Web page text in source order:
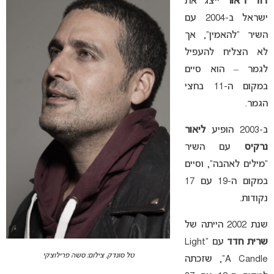
טל סונדק. צילום: סשה פרילוצקי
ישראל ב-2004 עם
השיר “להאמין”, אך
לא הצליח להעפיל
לגמר – הוא סיים
במקום ה-11 בחצי
הגמר.
ב-2003 הופיע
ליאור
נרקיס עם השיר
“מילים לאהבה”, וסיים
במקום ה-19 עם 17
נקודות.
שנת 2002 הייתה של
שרית חדד
עם “Light
A Candle”, שזכתה